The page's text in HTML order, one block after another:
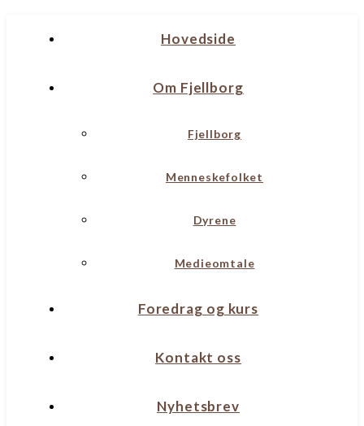
Hovedside
Om Fjellborg
Fjellborg
Menneskefolket
Dyrene
Medieomtale
Foredrag og kurs
Kontakt oss
Nyhetsbrev